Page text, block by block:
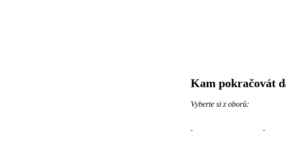
Kam pokračovát
Vyberte si z oborů: